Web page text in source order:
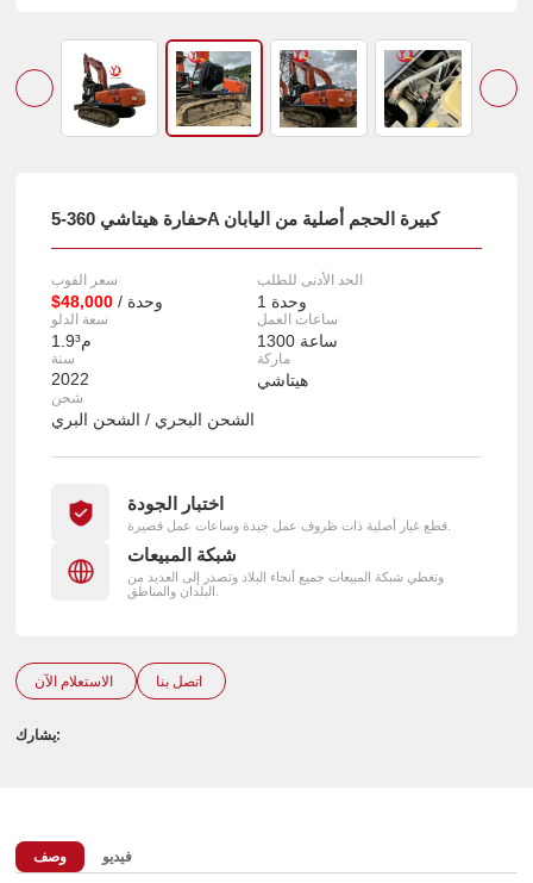
حفارة هيتاشي 360-5A كبيرة الحجم أصلية من اليابان
سعر الفوب
$48,000 / وحدة
الحد الأدنى للطلب
1 وحدة
سعة الدلو
1.9م³
ساعات العمل
1300 ساعة
سنة
2022
ماركة
هيتاشي
شحن
الشحن البحري / الشحن البري
اختبار الجودة
شبكة المبيعات
وتغطي شبكة المبيعات جميع أنحاء البلاد وتصدر إلى العديد من
الاستعلام الآن اتصل بنا
يشارك:
وصف فيديو